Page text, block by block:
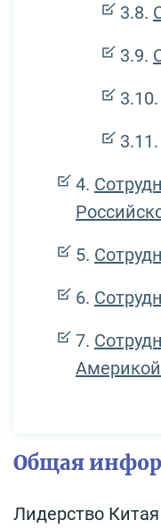
Америкой
Общая
Лидерство